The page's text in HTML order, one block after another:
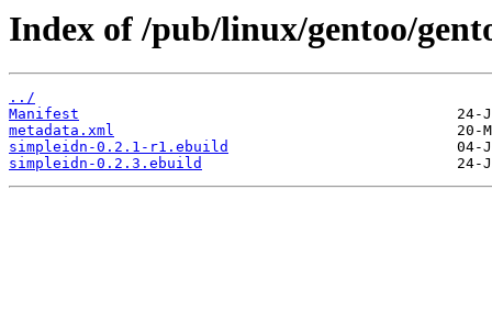
Index of /pub/linux/gentoo/
../
Manifest
metadata.xml
simpleidn-0.2.1-r1.ebuild
simpleidn-0.2.3.ebuild